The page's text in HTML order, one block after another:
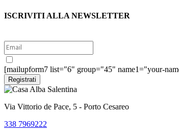
ISCRIVITI ALLA NEWSLETTER
[mailupform7 list="6" group="45" name1="your-
Via Vittorio de Pace, 5 - Porto Cesareo
338 7969222